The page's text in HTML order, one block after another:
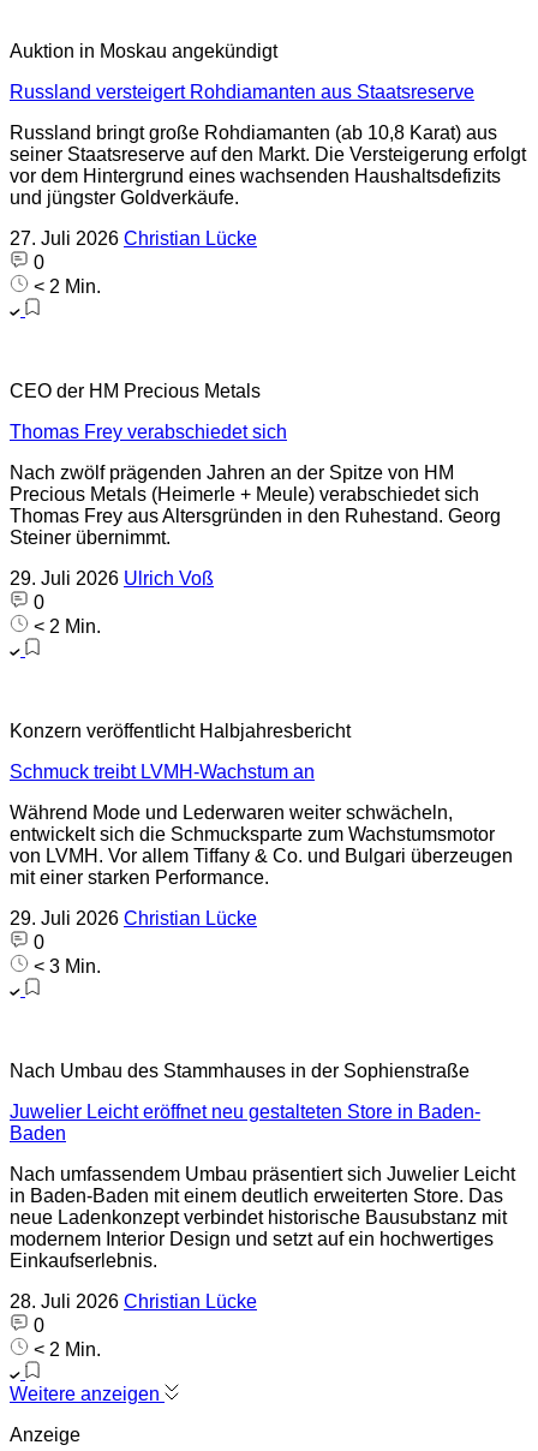
Auktion in Moskau angekündigt
Russland versteigert Rohdiamanten aus Staatsreserve
Russland bringt große Rohdiamanten (ab 10,8 Karat) aus
seiner Staatsreserve auf den Markt. Die Versteigerung erfolgt
vor dem Hintergrund eines wachsenden Haushaltsdefizits
und jüngster Goldverkäufe.
27. Juli 2026 Christian Lücke
0
< 2 Min.
CEO der HM Precious Metals
Thomas Frey verabschiedet sich
Nach zwölf prägenden Jahren an der Spitze von HM
Precious Metals (Heimerle + Meule) verabschiedet sich
Thomas Frey aus Altersgründen in den Ruhestand. Georg
Steiner übernimmt.
29. Juli 2026 Ulrich Voß
0
< 2 Min.
Konzern veröffentlicht Halbjahresbericht
Schmuck treibt LVMH-Wachstum an
Während Mode und Lederwaren weiter schwächeln,
entwickelt sich die Schmucksparte zum Wachstumsmotor
von LVMH. Vor allem Tiffany & Co. und Bulgari überzeugen
mit einer starken Performance.
29. Juli 2026 Christian Lücke
0
< 3 Min.
Nach Umbau des Stammhauses in der Sophienstraße
Juwelier Leicht eröffnet neu gestalteten Store in Baden-
Baden
Nach umfassendem Umbau präsentiert sich Juwelier Leicht
in Baden-Baden mit einem deutlich erweiterten Store. Das
neue Ladenkonzept verbindet historische Bausubstanz mit
modernem Interior Design und setzt auf ein hochwertiges
Einkaufserlebnis.
28. Juli 2026 Christian Lücke
0
< 2 Min.
Weitere anzeigen
Anzeige